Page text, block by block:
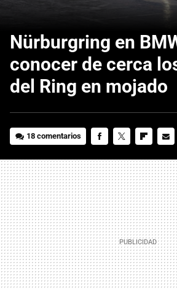
Nürburgring en
conocer de cerca
del Ring en mojado
18 comentarios
MAIL